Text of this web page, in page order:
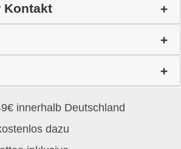
Kontakt
innerhalb Deutschland
dazu